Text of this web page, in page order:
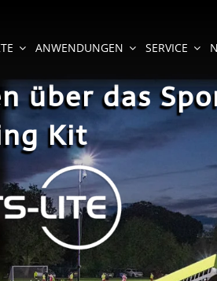
ANWENDUNGEN SERVICE
über das
Kit